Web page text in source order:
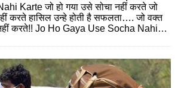
Karte जो हो गया उसे सोचा नहीं करते जो
करते हासिल उन्हे होती है सफलता…. जो वक्त
नहीं करते!! Jo Ho Gaya Use Socha Nahi…